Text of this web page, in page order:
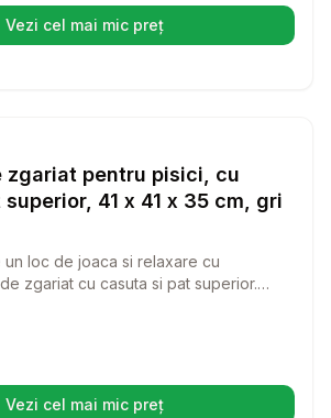
Vezi cel mai mic preț(se deschide într-o filă nouă)
Paturi si Perne Pisici
zgariat pentru pisici, cu
41 x 41 x 35 cm, gri
loc de joaca si relaxare cu
zgariat cu casuta si pat superior.
perfect pentru orice casa.
Vezi cel mai mic preț(se deschide într-o filă nouă)